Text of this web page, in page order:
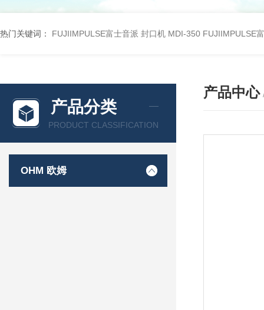
热门关键词： FUJIIMPULSE富士音派 封口机 MDI-350 FUJIIMPULSE
产品分类
PRODUCT CLASSIFICATION
OHM 欧姆
产品中心